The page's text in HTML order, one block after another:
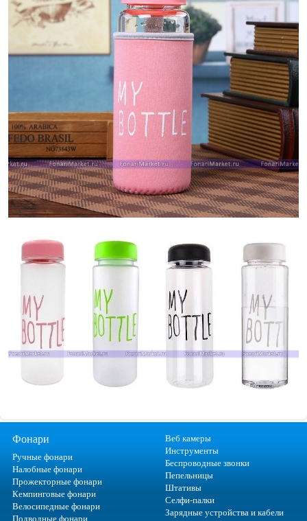
Фонари
Ручные фонари
Налобные фонари
Прожекторные фонари
Кемпинговые фонари
Велосипедные фонари
Подводные фонари
Веб камеры
Инструменты
Беспроводные звонки
Пепельницы
Штативы
Селфи-палки
Зарядные устройства и кабели